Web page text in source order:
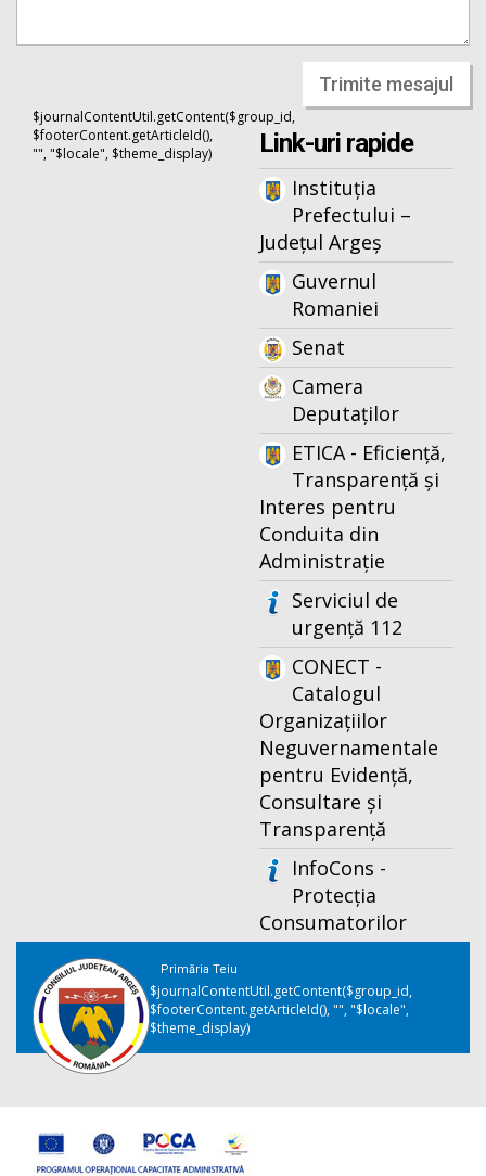
Trimite mesajul
$journalContentUtil.getContent($group_id,
$footerContent.getArticleId(),
"", "$locale", $theme_display)
Link-uri rapide
Instituția
Prefectului –
Județul Argeș
Guvernul
Romaniei
Senat
Camera
Deputaților
ETICA - Eficiență,
Transparență și
Interes pentru
Conduita din
Administrație
Serviciul de
urgență 112
CONECT -
Catalogul
Organizațiilor
Neguvernamentale
pentru Evidență,
Consultare și
Transparență
InfoCons -
Protecția
Consumatorilor
Primăria Teiu
$journalContentUtil.getContent($group_id,
$footerContent.getArticleId(), "", "$locale",
$theme_display)